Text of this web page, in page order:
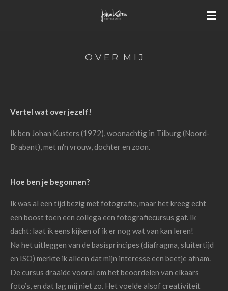
O V E R M I J
Vertel wat over jezelf!
Ik ben Johan Kusters (1972), woonachtig in Tilburg (Noord-
Brabant), met m'n vrouw, dochter en zoon.
Hoe ben je begonnen?
Ik was al een tijd bezig met fotografie, maar het kreeg echt
een boost toen een collega een fotografiecursus gaf. Ik
dacht: laat ik eens kijken of ik er nog wat van kan leren!
Na het uitleggen van de basisprincipes (diafragma, sluitertijd
en ISO) merkte ik alleen dat mijn interesse een beetje afnam.
De cursus draaide vooral om het beoordelen van elkaars
foto’s, en dat lag mij niet zo. Het voelde alsof creativiteit